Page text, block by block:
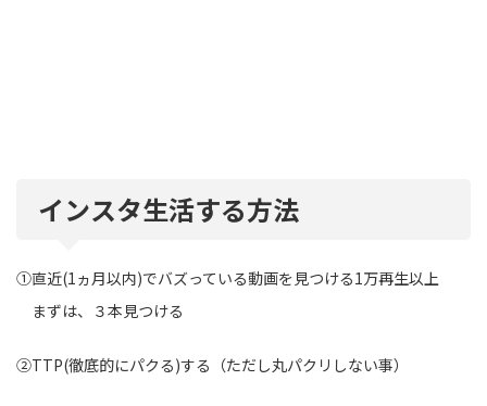
インスタ生活する方法
①直近(1ヵ月以内)でバズっている動画を見つける1万再生以上
まずは、３本見つける
②TTP(徹底的にパクる)する（ただし丸パクリしない事）